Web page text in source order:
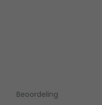
Beoordeling